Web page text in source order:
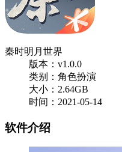
秦时明月世界
版本：v1.0.0
类别：角色扮演
大小：2.64GB
时间：2021-05-14
软件介绍